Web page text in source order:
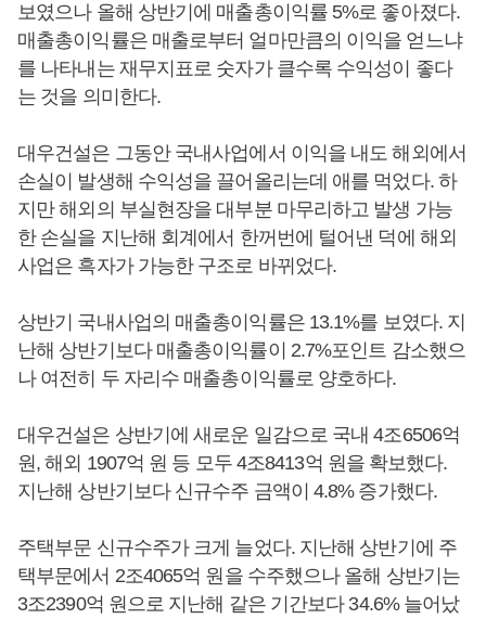
보였으나 올해 상반기에 매출총이익률 5%로 좋아졌다.
매출총이익률은 매출로부터 얼마만큼의 이익을 얻느냐
를 나타내는 재무지표로 숫자가 클수록 수익성이 좋다
는 것을 의미한다.
대우건설은 그동안 국내사업에서 이익을 내도 해외에서
손실이 발생해 수익성을 끌어올리는데 애를 먹었다. 하
지만 해외의 부실현장을 대부분 마무리하고 발생 가능
한 손실을 지난해 회계에서 한꺼번에 털어낸 덕에 해외
사업은 흑자가 가능한 구조로 바뀌었다.
상반기 국내사업의 매출총이익률은 13.1%를 보였다. 지
난해 상반기보다 매출총이익률이 2.7%포인트 감소했으
나 여전히 두 자리수 매출총이익률로 양호하다.
대우건설은 상반기에 새로운 일감으로 국내 4조6506억
원, 해외 1907억 원 등 모두 4조8413억 원을 확보했다.
지난해 상반기보다 신규수주 금액이 4.8% 증가했다.
주택부문 신규수주가 크게 늘었다. 지난해 상반기에 주
택부문에서 2조4065억 원을 수주했으나 올해 상반기는
3조2390억 원으로 지난해 같은 기간보다 34.6% 늘어났